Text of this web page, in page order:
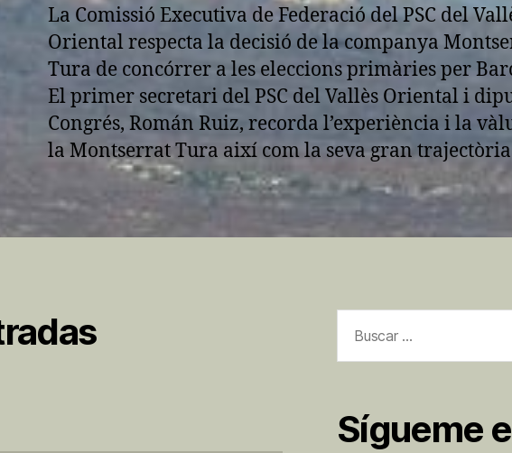
La Comissió Executiva de Federació del PSC del
Oriental respecta la decisió de la companya
Tura de concórrer a les eleccions primàries per
El primer secretari del PSC del Vallès Oriental i
Congrés, Román Ruiz, recorda l’experiència i la
la Montserrat Tura així com la seva gran
Sígueme